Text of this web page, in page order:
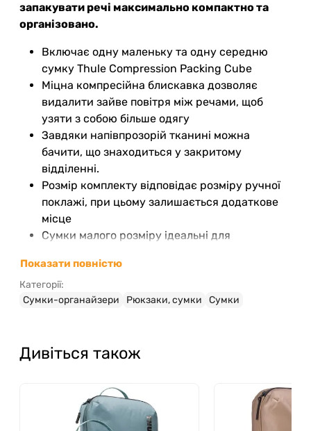
запакувати речі максимально компактно та
організовано.
Включає одну маленьку та одну середню
сумку Thule Compression Packing Cube
Міцна компресійна блискавка дозволяє
видалити зайве повітря між речами, щоб
узяти з собою більше одягу
Завдяки напівпрозорій тканині можна
бачити, що знаходиться у закритому
відділенні.
Розмір комплекту відповідає розміру ручної
поклажі, при цьому залишається додаткове
місце
Сумки малого розміру ідеальні для
футболок, а сумки середнього розміру – для
розміщення джинсів, легінсів та сорочок
Окрема сумка широко відкривається,
щільністю 100 ден, затверджений відповідно
вплив на навколишнє середовище, має
водовідштовхувальні властивості та
забезпечує експлуатацію виробу протягом
Показати повністю
Категорії:
Сумки-органайзери
Рюкзаки, сумки Сумки
Дивіться також